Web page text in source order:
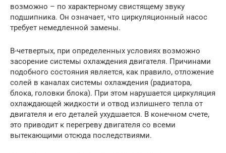
возможно – по характерному свистящему звуку
подшипника. Он означает, что циркуляционный насос
требует немедленной замены.
В-четвертых, при определенных условиях возможно
засорение системы охлаждения двигателя. Причинами
подобного состояния является, как правило, отложение
солей в каналах системы охлаждения (радиатора,
блока, головки блока). При этом нарушается циркуляция
охлаждающей жидкости и отвод излишнего тепла от
двигателя и его деталей ухудшается. В конечном счете,
это приводит к перегреву двигателя со всеми
вытекающими отсюда последствиями.